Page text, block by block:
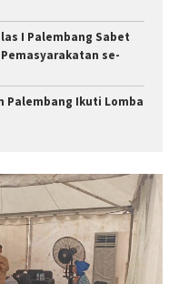
I Palembang Sabet
se-
Palembang Ikuti Lomba